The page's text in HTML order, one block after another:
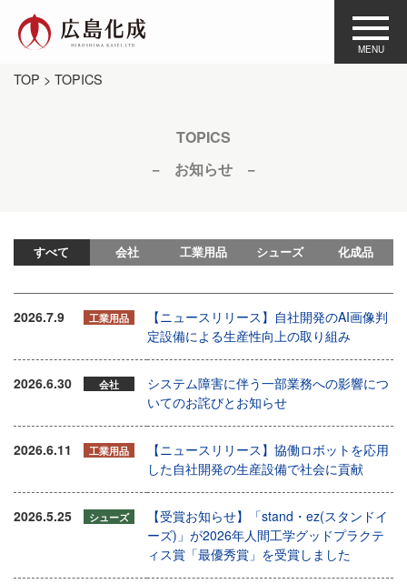
TOP > TOPICS
TOPICS
− お知らせ −
すべて 会社 工業用品 シューズ 化成品
2026.7.9 工業用品
【ニュースリリース】自社開発のAI画像判
定設備による生産性向上の取り組み
2026.6.30 会社
システム障害に伴う一部業務への影響につ
いてのお詫びとお知らせ
2026.6.11 工業用品
【ニュースリリース】協働ロボットを応用
した自社開発の生産設備で社会に貢献
2026.5.25 シューズ
【受賞お知らせ】「stand・ez(スタンドイ
ーズ)」が2026年人間工学グッドプラクテ
ィス賞「最優秀賞」を受賞しました